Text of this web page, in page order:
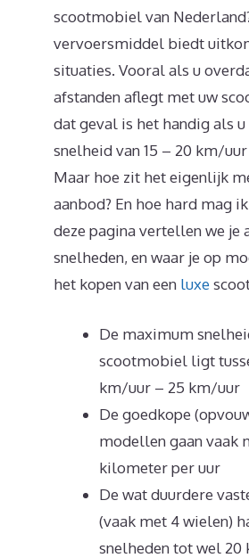
scootmobiel van
vervoersmiddel biedt
situaties. Vooral als u
afstanden aflegt met uw
dat geval is het handig als
snelheid van 15 – 20 km/
Maar hoe zit het eigenlijk
aanbod? En hoe hard mag
deze pagina vertellen we je
snelheden, en waar je op
het kopen van een luxe
De maximum
scootmobiel ligt
km/uur – 25 km/uur
De goedkope
modellen gaan vaak
kilometer per uur
De wat duurdere
(vaak met 4 wielen)
snelheden tot wel 20